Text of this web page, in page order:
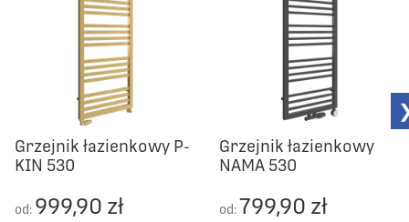
Grzejnik łazienkowy P-
KIN 530
od: 999,90 zł
Grzejnik łazienkowy
NAMA 530
od:799,90 zł